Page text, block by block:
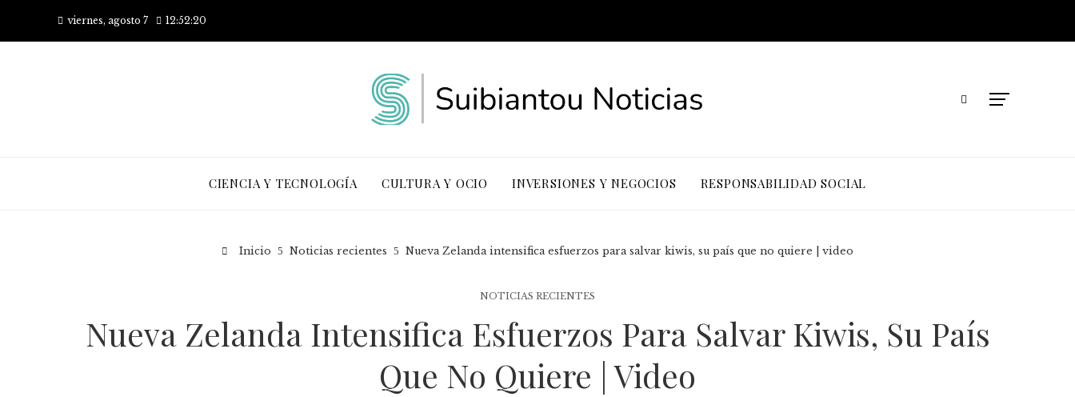
viernes, agosto 7 12:52:21
CIENCIA Y TECNOLOGÍA CULTURA Y OCIO INVERSIONES Y NEGOCIOS RESPONSABILIDAD SOCIAL
Inicio Noticias recientes Nueva Zelanda intensifica esfuerzos para salvar kiwis, su país que no quiere | video
NOTICIAS RECIENTES
Nueva Zelanda Intensifica Esfuerzos Para Salvar Kiwis, Su País
Que No Quiere | Video